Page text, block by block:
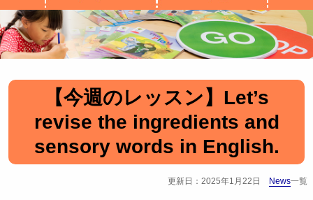
【今週のレッスン】Let’s
revise the ingredients and
sensory words in English.
更新日：2025年1月22日 News一覧